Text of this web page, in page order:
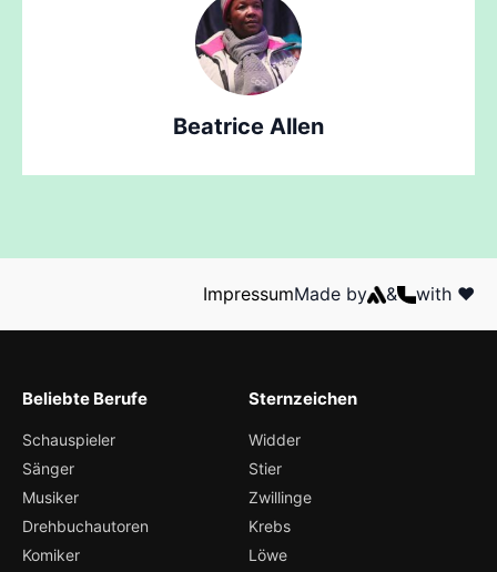
Beatrice Allen
ImpressumMade by & with ❤️
Beliebte Berufe
Schauspieler
Sänger
Musiker
Drehbuchautoren
Komiker
Sternzeichen
Widder
Stier
Zwillinge
Krebs
Löwe